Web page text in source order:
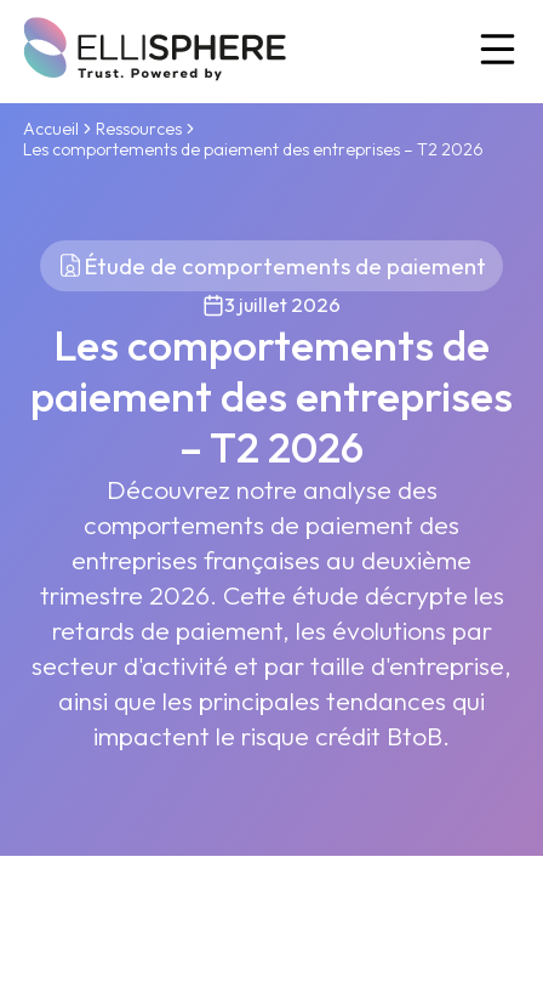
Accueil
Ressources
Les comportements de paiement des entreprises – T2 2026
Étude de comportements de paiement
3 juillet 2026
Les comportements de
paiement des entreprises
– T2 2026
Découvrez notre analyse des
comportements de paiement des
entreprises françaises au deuxième
trimestre 2026. Cette étude décrypte les
retards de paiement, les évolutions par
secteur d'activité et par taille d'entreprise,
ainsi que les principales tendances qui
impactent le risque crédit BtoB.